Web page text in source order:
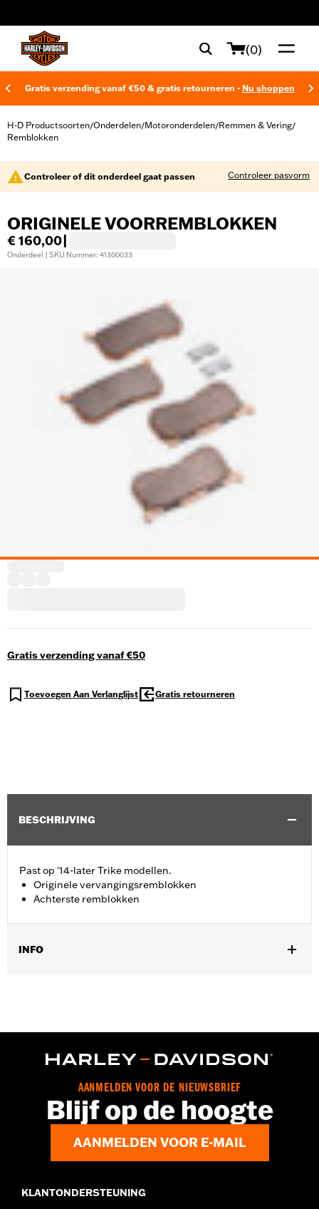
(0)
Gratis verzending vanaf €50 & gratis retourneren - Nu shoppen
H-D Productsoorten/Onderdelen/Motoronderdelen/Remmen & Vering/
Remblokken
Controleer of dit onderdeel gaat passen Controleer pasvorm
ORIGINELE VOORREMBLOKKEN
€ 160,00
Onderdeel | SKU Nummer: 41300033
Gratis verzending vanaf €50
Toevoegen Aan Verlanglijst Gratis retourneren
BESCHRIJVING
Past op '14-later Trike modellen.
Originele vervangingsremblokken
Achterste remblokken
INFO
AANMELDEN VOOR DE NIEUWSBRIEF
Blijf op de hoogte
AANMELDEN VOOR E-MAIL
KLANTONDERSTEUNING